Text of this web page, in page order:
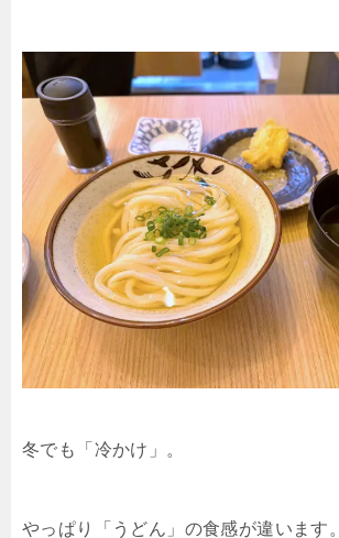
冬でも「冷かけ」。
やっぱり「うどん」の食感が違います。